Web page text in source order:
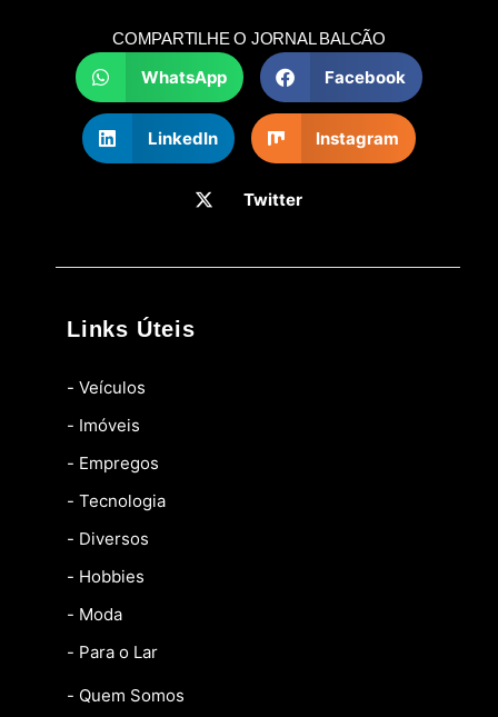
COMPARTILHE O JORNAL BALCÃO
WhatsApp Facebook
LinkedIn Instagram
Twitter
Links Úteis
- Veículos
- Imóveis
- Empregos
- Tecnologia
- Diversos
- Hobbies
- Moda
- Para o Lar
- Quem Somos